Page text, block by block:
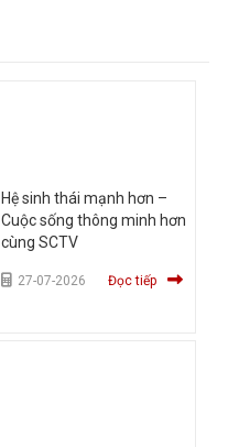
Hệ sinh thái mạnh hơn –
Cuộc sống thông minh hơn
cùng SCTV
27-07-2026 Đọc tiếp